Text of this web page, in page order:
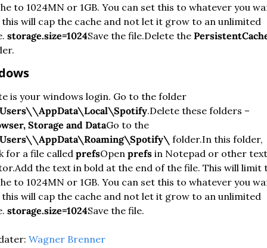
to 1024MN or 1GB. You can set this to whatever you
will cap the cache and not let it grow to an unlimited
storage.size=1024Save the file.Delete the
Note is your windows login. Go to the folder
.
Storage and Data
Go to the
folder.In this folder,
for a file called prefsOpen prefs in Notepad or other text
Add the text in bold at the end of the file. This will limit
to 1024MN or 1GB. You can set this to whatever you
will cap the cache and not let it grow to an unlimited
storage.size=1024Save the file.
Wagner Brenner